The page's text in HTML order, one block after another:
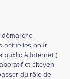
démarche
actuelles pour
public à Internet (
et citoyen
du rôle de